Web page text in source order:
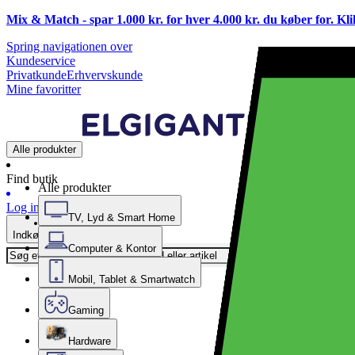
Mix & Match - spar 1.000 kr. for hver 4.000 kr. du køber for.
Spring navigationen over
Kundeservice
PrivatkundeErhvervskunde
Mine favoritter
Alle produkter
Find butik
Log ind
Indkøbskurv
Alle produkter
TV, Lyd & Smart Home
Computer & Kontor
Mobil, Tablet & Smartwatch
Gaming
Hardware